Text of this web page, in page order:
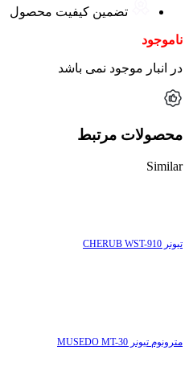
تضمین کیفیت محصول
ناموجود
در انبار موجود نمی باشد
محصولات مرتبط
Similar
تیونر CHERUB WST-910
مترونوم تیونر MUSEDO MT-30